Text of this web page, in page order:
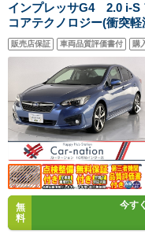
インプレッサG4 2.0 i-S
コアテクノロジー(衝突
発進抑制・アクティブレ
右独立AAC/前席パワー
クカメラ/純正ドラレコ/
販売店保証 車両品質評価書付 購
無
料
今す